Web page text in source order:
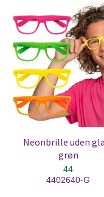
Neonbrille uden
grøn
44
4402640-G